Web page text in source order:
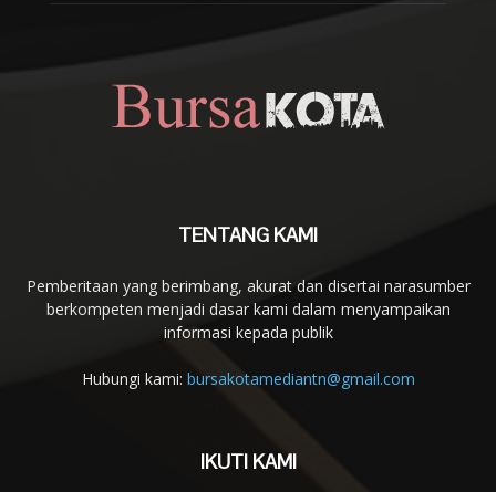
TENTANG KAMI
Pemberitaan yang berimbang, akurat dan disertai narasumber
berkompeten menjadi dasar kami dalam menyampaikan
informasi kepada publik
Hubungi kami: bursakotamediantn@gmail.com
IKUTI KAMI